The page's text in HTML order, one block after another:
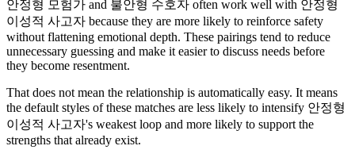
안정형 모험가 and 불안형 수호자 often work well with 안정형
이성적 사고자 because they are more likely to reinforce safety
without flattening emotional depth. These pairings tend to reduce
unnecessary guessing and make it easier to discuss needs before
they become resentment.
That does not mean the relationship is automatically easy. It means
the default styles of these matches are less likely to intensify 안정형
이성적 사고자's weakest loop and more likely to support the
strengths that already exist.